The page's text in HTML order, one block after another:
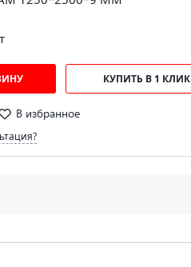
КУПИТЬ В 1 КЛИК
В избранное